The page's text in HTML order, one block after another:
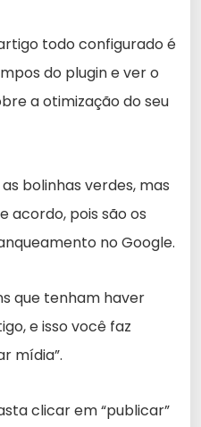
todo configurado é
do plugin e ver o
a otimização do seu
bolinhas verdes, mas
acordo, pois são os
no Google.
que tenham haver
e isso você faz
mídia”.
clicar em “publicar”